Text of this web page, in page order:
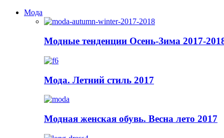
Мода
Модные тенденции Осень-Зима 2017-
Мода. Летний стиль 2017
Модная женская обувь. Весна лето 2017